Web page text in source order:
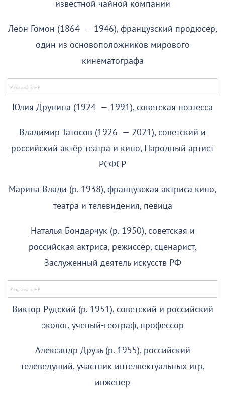
известной чайной компании
Леон Гомон (1864 — 1946), французский продюсер,
один из основоположников мирового
кинематографа
Юлия Друнина (1924 — 1991), советская поэтесса
Владимир Татосов (1926 — 2021), советский и
российский актёр театра и кино, Народный артист
РСФСР
Марина Влади (р. 1938), французская актриса кино,
театра и телевидения, певица
Наталья Бондарчук (р. 1950), советская и
российская актриса, режиссёр, сценарист,
Заслуженный деятель искусств РФ
Виктор Рудский (р. 1951), советский и российский
эколог, ученый-географ, профессор
Александр Друзь (р. 1955), российский
телеведущий, участник интеллектуальных игр,
инженер